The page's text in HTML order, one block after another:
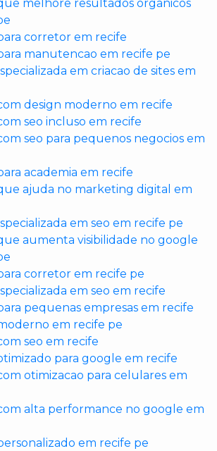
melhore resultados organicos
corretor em recife
manutencao em recife pe
em criacao de sites em
design moderno em recife
seo incluso em recife
seo para pequenos negocios em
academia em recife
ajuda no marketing digital em
em seo em recife pe
aumenta visibilidade no google
corretor em recife pe
em seo em recife
pequenas empresas em recife
em recife pe
seo em recife
para google em recife
otimizacao para celulares em
alta performance no google em
em recife pe